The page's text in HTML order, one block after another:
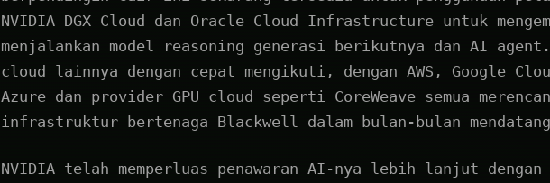
NVIDIA DGX Cloud dan Oracle Cloud Infrastructure untuk
menjalankan model reasoning generasi berikutnya dan AI
cloud lainnya dengan cepat mengikuti, dengan AWS, Google
Azure dan provider GPU cloud seperti CoreWeave semua
infrastruktur bertenaga Blackwell dalam bulan-bulan
NVIDIA telah memperluas penawaran AI-nya lebih lanjut